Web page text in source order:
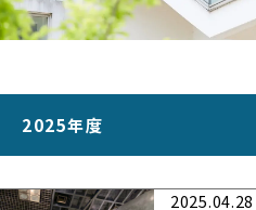
2025年度
2025.04.28